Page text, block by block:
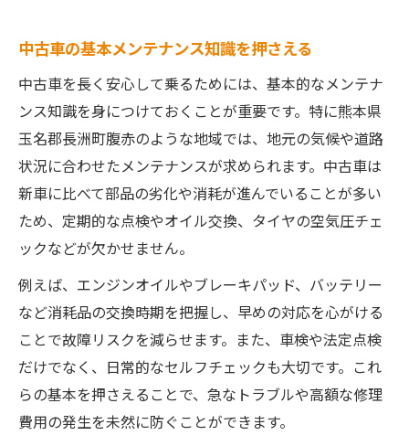
中古車整備を腹赤で任せる安心感
中古車メンテ品質と対応力の見極め方
中古車の修理依頼で重視すべき点
長く乗るための中古車ケアとは
中古車を長持ちさせる日常ケア方法
中古車の定期点検がもたらす安心
中古車の消耗品交換で延命を図る
中古車の走行性能を維持する秘訣
信頼できる中古車メンテナンスの極意
中古車整備士との信頼関係の築き方
中古車のプロに任せる安心ポイント
中古車メンテナンス依頼時のコツ
中古車の基本メンテナンス知識を押さえる
中古車を長く安心して乗るためには、基本的なメンテナ
ンス知識を身につけておくことが重要です。特に熊本県
玉名郡長洲町腹赤のような地域では、地元の気候や道路
状況に合わせたメンテナンスが求められます。中古車は
新車に比べて部品の劣化や消耗が進んでいることが多い
ため、定期的な点検やオイル交換、タイヤの空気圧チェ
ックなどが欠かせません。
例えば、エンジンオイルやブレーキパッド、バッテリー
など消耗品の交換時期を把握し、早めの対応を心がける
ことで故障リスクを減らせます。また、車検や法定点検
だけでなく、日常的なセルフチェックも大切です。これ
らの基本を押さえることで、急なトラブルや高額な修理
費用の発生を未然に防ぐことができます。